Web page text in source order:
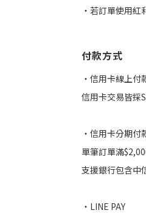
‧若訂單使用紅
付款方式
・信用卡線上付
信用卡交易皆採
・信用卡分期付
單筆訂單滿
支援銀行包含中
・LINE PAY